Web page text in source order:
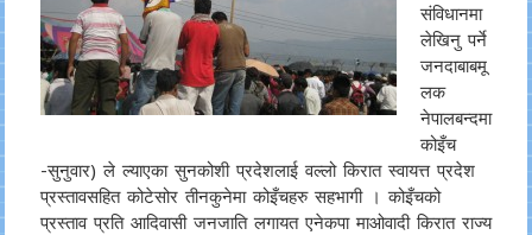
संविधानमा
लेखिनु पर्ने
जनदाबाबमू
लक
नेपालबन्दमा
कोइँच
-सुनुवार) ले ल्याएका सुनकोशी प्रदेशलाई वल्लो किरात स्वायत्त प्रदेश
प्रस्तावसहित कोटेसोर तीनकुनेमा कोइँचहरु सहभागी । कोइँचको
प्रस्ताव प्रति आदिवासी जनजाति लगायत एनेकपा माओवादी किरात राज्य